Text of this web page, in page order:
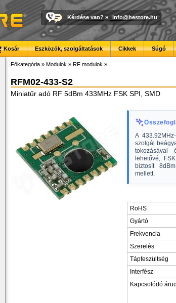
Kérdése van? » info@hestore.hu
Kosár Eszközök, szolgáltatások Cikkek Súgó
Főkategória » Modulok » RF modulok »
RFM02-433-S2
Miniatűr adó RF 5dBm 433MHz FSK SPI, SMD
A
szolgál
tokozásával
lehetővé,
biztosít
mellett.
RoHS
Gyártó
Frekvencia
Szerelés
Tápfeszültség
Interfész
Kapcsolódó